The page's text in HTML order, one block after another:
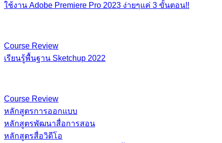
ใช้งาน Adobe Premiere Pro 2023 ง่ายๆแค่ 3 ขั้นตอน!!
Course Review
เรียนรู้พื้นฐาน​ Sketchup​ 2022
Course Review
หลักสูตรการออกแบบ
หลักสูตรพัฒนาสื่อการสอน
หลักสูตรสื่อวิดีโอ